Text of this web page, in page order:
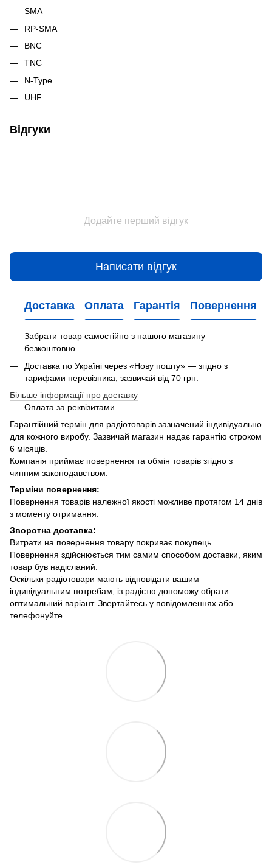
SMA
RP-SMA
BNC
TNC
N-Type
UHF
Відгуки
Додайте перший відгук
Написати відгук
Доставка Оплата Гарантія Повернення
Забрати товар самостійно з нашого магазину —
безкоштовно.
Доставка по Україні через «Нову пошту» — згідно з
тарифами перевізника, зазвичай від 70 грн.
Більше інформації про доставку
Оплата за реквізитами
Гарантійний термін для радіотоварів зазначений індивідуально
для кожного виробу. Зазвичай магазин надає гарантію строком
6 місяців.
Компанія приймає повернення та обмін товарів згідно з
чинним законодавством.
Терміни повернення:
Повернення товарів належної якості можливе протягом 14 днів
з моменту отримання.
Зворотна доставка:
Витрати на повернення товару покриває покупець.
Повернення здійснюється тим самим способом доставки, яким
товар був надісланий.
Оскільки радіотовари мають відповідати вашим
індивідуальним потребам, із радістю допоможу обрати
оптимальний варіант. Звертайтесь у повідомленнях або
телефонуйте.